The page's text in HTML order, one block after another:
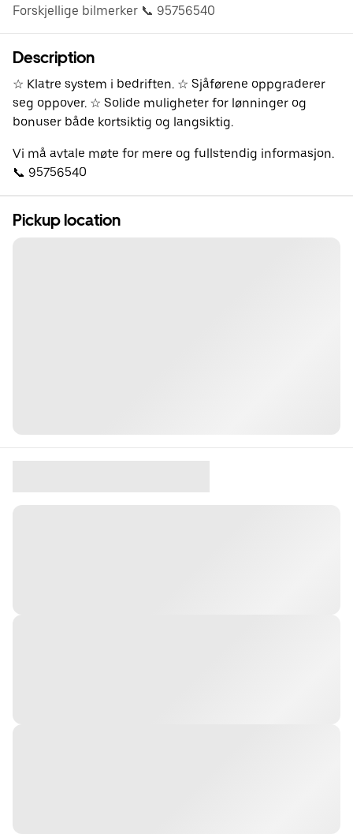
Forskjellige bilmerker 📞 95756540
Description
☆ Klatre system i bedriften. ☆ Sjåførene oppgraderer
seg oppover. ☆ Solide muligheter for lønninger og
bonuser både kortsiktig og langsiktig.
Vi må avtale møte for mere og fullstendig informasjon.
📞 95756540
Pickup location